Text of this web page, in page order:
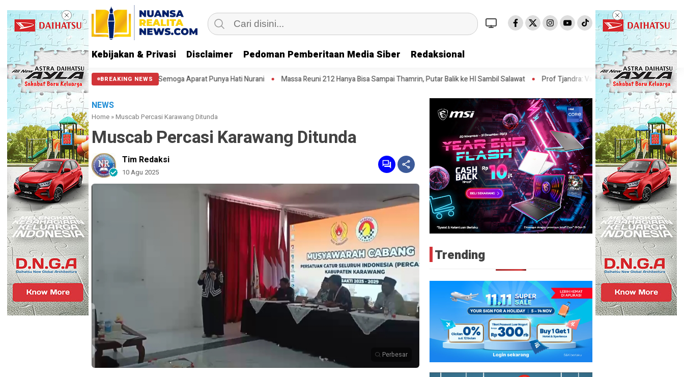
Kebijakan & Privasi Disclaimer Pedoman Pemberitaan Media Siber Redaksional
BREAKING NEWS
Massa di Patung Kuda: Semoga Aparat Punya Hati Nurani Massa Reuni 212 Hanya Bisa Sampai Thamrin, Putar Balik ke HI Sambil Salawat Prof Tjandra: Varian Omicron Mungkin Berdampak pada Obat
NEWS
Home »Muscab Percasi Karawang Ditunda
Muscab Percasi Karawang Ditunda
Tim Redaksi
10 Agu 2025
Perbesar
Trending